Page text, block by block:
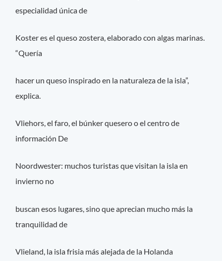
especialidad única de
Koster es el queso zostera, elaborado con algas marinas.
“Quería
hacer un queso inspirado en la naturaleza de la isla”,
explica.
Vliehors, el faro, el búnker quesero o el centro de
información De
Noordwester: muchos turistas que visitan la isla en
invierno no
buscan esos lugares, sino que aprecian mucho más la
tranquilidad de
Vlieland, la isla frisia más alejada de la Holanda